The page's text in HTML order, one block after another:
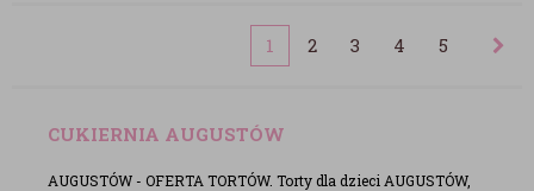
1 2 3 4 5
CUKIERNIA AUGUSTÓW
AUGUSTÓW - OFERTA TORTÓW. Torty dla dzieci AUGUSTÓW,